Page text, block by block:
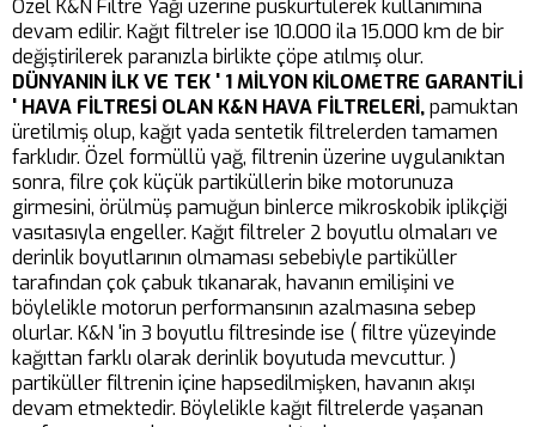
Özel K&N Filtre Yağı üzerine püskürtülerek kullanımına
devam edilir. Kağıt filtreler ise 10.000 ila 15.000 km de bir
değiştirilerek paranızla birlikte çöpe atılmış olur.
DÜNYANIN İLK VE TEK ' 1 MİLYON KİLOMETRE GARANTİLİ
' HAVA FİLTRESİ OLAN K&N HAVA FİLTRELERİ,pamuktan
üretilmiş olup, kağıt yada sentetik filtrelerden tamamen
farklıdır. Özel formüllü yağ, filtrenin üzerine uygulanıktan
sonra, filre çok küçük partiküllerin bike motorunuza
girmesini, örülmüş pamuğun binlerce mikroskobik iplikçiği
vasıtasıyla engeller. Kağıt filtreler 2 boyutlu olmaları ve
derinlik boyutlarının olmaması sebebiyle partiküller
tarafından çok çabuk tıkanarak, havanın emilişini ve
böylelikle motorun performansının azalmasına sebep
olurlar. K&N 'in 3 boyutlu filtresinde ise ( filtre yüzeyinde
kağıttan farklı olarak derinlik boyutuda mevcuttur. )
partiküller filtrenin içine hapsedilmişken, havanın akışı
devam etmektedir. Böylelikle kağıt filtrelerde yaşanan